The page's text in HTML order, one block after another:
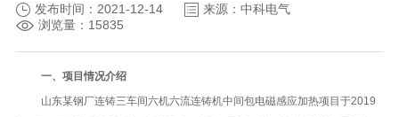
发布时间：2021-12-14
来源：中科电气
浏览量：15835
一、项目情况介绍
山东某钢厂连铸三车间六机六流连铸机中间包电磁感应加热项目于2019